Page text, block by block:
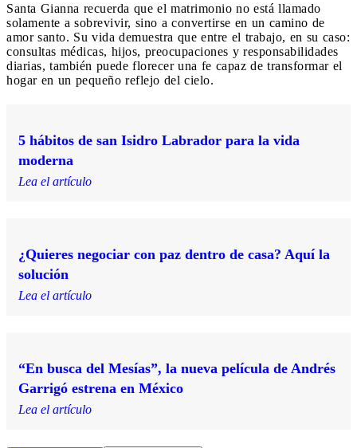
Santa Gianna recuerda que el matrimonio no está llamado
solamente a sobrevivir, sino a convertirse en un camino de
amor santo. Su vida demuestra que entre el trabajo, en su caso:
consultas médicas, hijos, preocupaciones y responsabilidades
diarias, también puede florecer una fe capaz de transformar el
hogar en un pequeño reflejo del cielo.
5 hábitos de san Isidro Labrador para la vida
moderna
Lea el artículo
¿Quieres negociar con paz dentro de casa? Aquí la
solución
Lea el artículo
“En busca del Mesías”, la nueva película de Andrés
Garrigó estrena en México
Lea el artículo